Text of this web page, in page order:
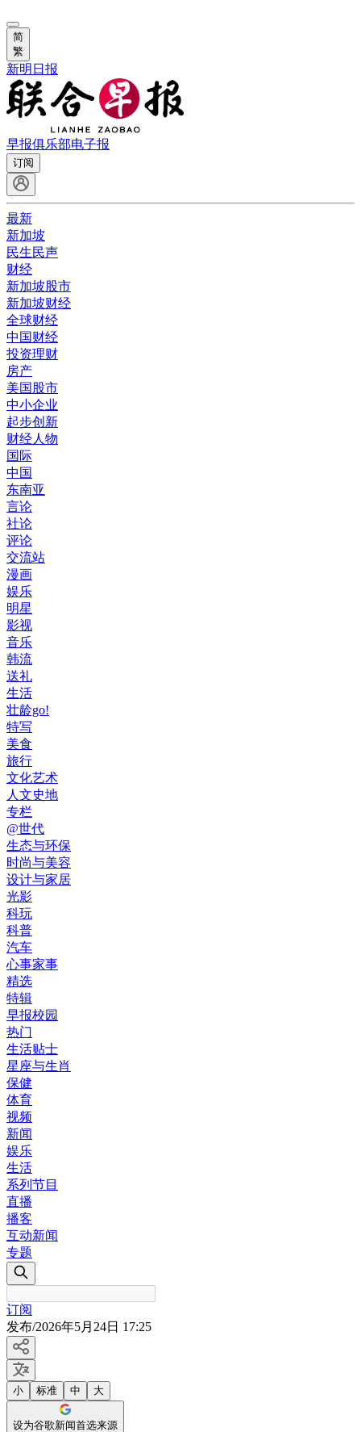
简
繁
新明日报
早报俱乐部电子报
订阅
最新
新加坡
民生民声
财经
新加坡股市
新加坡财经
全球财经
中国财经
投资理财
房产
美国股市
中小企业
起步创新
财经人物
国际
中国
东南亚
言论
社论
评论
交流站
漫画
娱乐
明星
影视
音乐
韩流
送礼
生活
壮龄go!
特写
美食
旅行
文化艺术
人文史地
专栏
@世代
生态与环保
时尚与美容
设计与家居
光影
科玩
科普
汽车
心事家事
精选
特辑
早报校园
热门
生活贴士
星座与生肖
保健
体育
视频
新闻
娱乐
生活
系列节目
直播
播客
互动新闻
专题
订阅
发布/2026年5月24日 17:25
小 标准 中 大
设为谷歌新闻首选来源